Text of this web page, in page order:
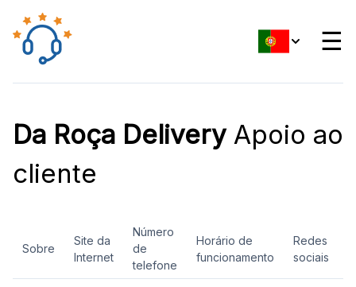
☰
Da Roça DeliveryApoio ao
cliente
Sobre
Site da
Internet
Número
de
telefone
Horário de
funcionamento
Redes
sociais